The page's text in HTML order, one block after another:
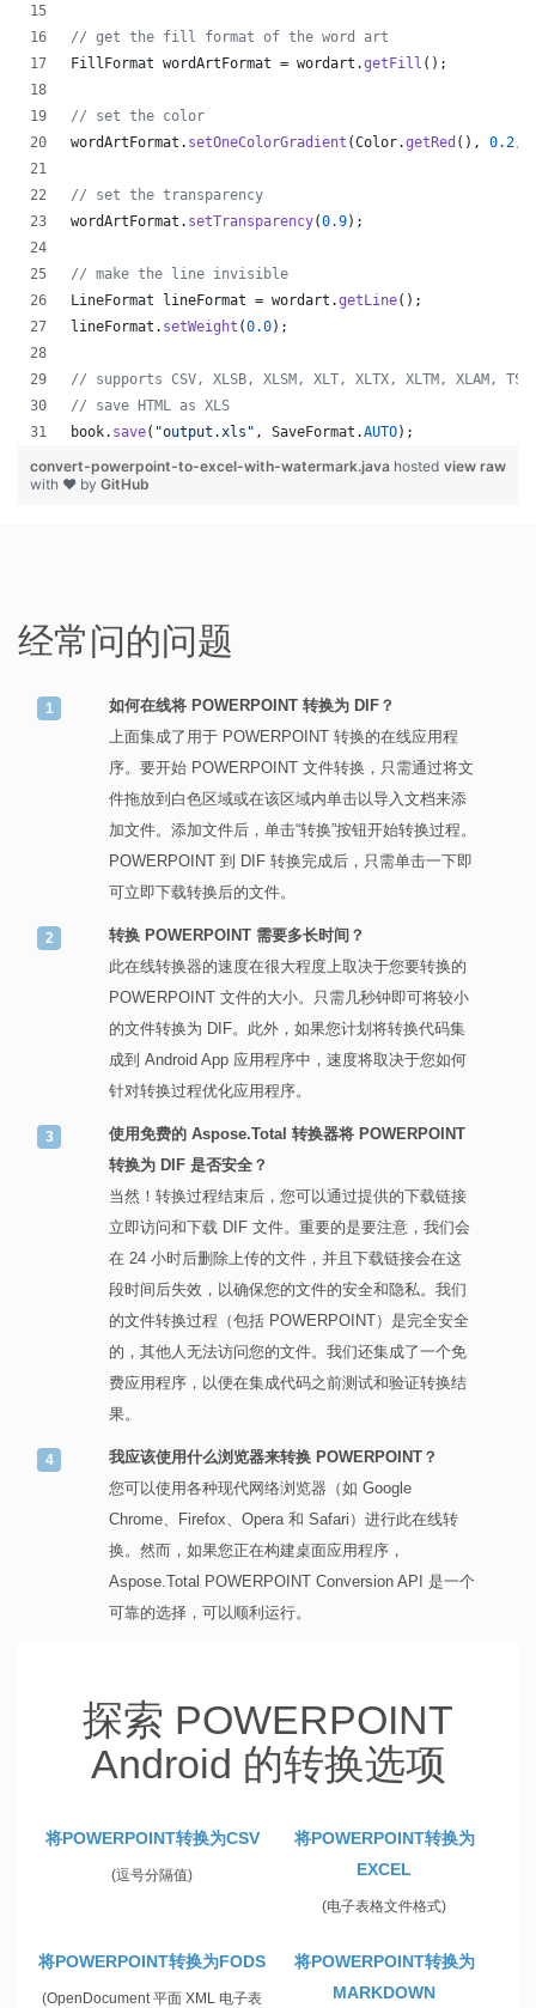
// get the fill format of the word art
FillFormat wordArtFormat = wordart .getFill ();
// set the color
wordArtFormat . setOneColorGradient (Color.getRed (), 0.2,
// set the transparency
wordArtFormat . setTransparency(0.9);
// make the line invisible
LineFormat
lineFormat = wordart .getLine();
lineFormat . setWeight (0.0);
// supports CSV, XLSB, XLSM, XLT, XLTX, XLTM, XLAM,
// save HTML as XLS
book. save( "output.xls" , SaveFormat .AUTO);
view raw
convert-powerpoint-to-excel-with-watermark.java hosted
with ❤ by GitHub
经常问的问题
如何在线将 POWERPOINT 转换为 DIF？
上面集成了用于 POWERPOINT 转换的在线应用程
序。要开始 POWERPOINT 文件转换，只需通过将文
件拖放到白色区域或在该区域内单击以导入文档来添
加文件。添加文件后，单击“转换”按钮开始转换过程。
POWERPOINT 到 DIF 转换完成后，只需单击一下即
可立即下载转换后的文件。
转换 POWERPOINT 需要多长时间？
此在线转换器的速度在很大程度上取决于您要转换的
POWERPOINT 文件的大小。只需几秒钟即可将较小
的文件转换为 DIF。此外，如果您计划将转换代码集
成到 Android App 应用程序中，速度将取决于您如何
针对转换过程优化应用程序。
使用免费的 Aspose.Total 转换器将 POWERPOINT
转换为 DIF 是否安全？
当然！转换过程结束后，您可以通过提供的下载链接
立即访问和下载 DIF 文件。重要的是要注意，我们会
在 24 小时后删除上传的文件，并且下载链接会在这
段时间后失效，以确保您的文件的安全和隐私。我们
的文件转换过程（包括 POWERPOINT）是完全安全
的，其他人无法访问您的文件。我们还集成了一个免
费应用程序，以便在集成代码之前测试和验证转换结
果。
我应该使用什么浏览器来转换 POWERPOINT？
您可以使用各种现代网络浏览器（如 Google
Chrome、Firefox、Opera 和 Safari）进行此在线转
换。然而，如果您正在构建桌面应用程序，
Aspose.Total POWERPOINT Conversion API 是一个
可靠的选择，可以顺利运行。
探索 POWERPOINT
Android 的转换选项
将POWERPOINT转换为CSV
(逗号分隔值)
将POWERPOINT转换为
EXCEL
(电子表格文件格式)
将POWERPOINT转换为FODS
(OpenDocument 平面 XML 电子表
将POWERPOINT转换为
MARKDOWN